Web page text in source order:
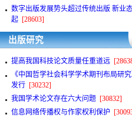
数字出版发展势头超过传统出版 新业
起 [28603]
出版研究
提高我国科技论文质量任重道远
《中国哲学社会科学学术期刊布局研
发行 [30232]
我国学术论文存在六大问题 [30832]
信息网络传播权与作家权利保护